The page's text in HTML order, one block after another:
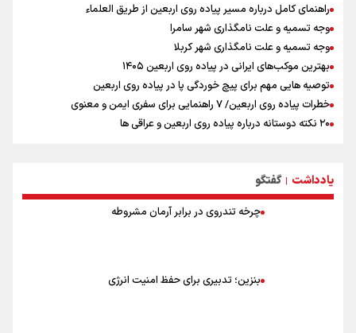
راهنمای کامل درباره مسیر پیاده روی اربعین از طریق العلماء
وجه تسمیه و علت نامگذاری شهر سامرا
وجه تسمیه و علت نامگذاری شهر کربلا
بهترین موکب‌های ایرانی در پیاده روی اربعین ۱۴۰۵
توصیه هایی مهم برای پیچ خوردگی پا در پیاده روی اربعین
خطرات پیاده روی اربعین/ ۷ راهنمایی برای سفری ایمن و معنوی
۲۰ نکته دوستانه درباره پیاده روی اربعین و عراقی ها
توصیه های کاربردی برای زائران در پیاده روی اربعین
یادداشت | گفتگو
چرخه تندروی در برابر آرمان مشروطه
بنزین؛ تدبیری برای حفظ امنیت انرژی